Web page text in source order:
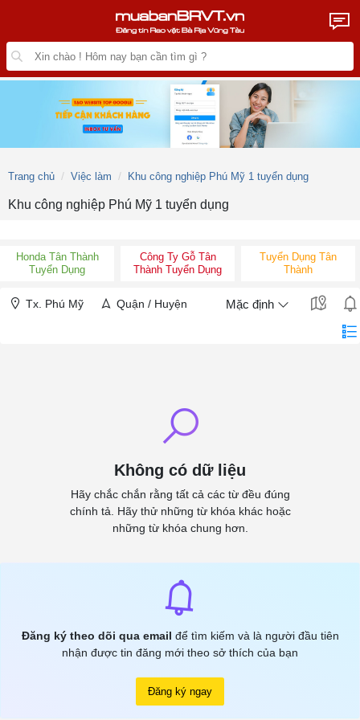
Trang chủ Việc làm Khu công nghiệp Phú Mỹ 1 tuyển dụng
Khu công nghiệp Phú Mỹ 1 tuyển dụng
Honda Tân Thành
Tuyển Dụng
Công Ty Gỗ Tân
Thành Tuyển Dụng
Tuyển Dụng Tân
Thành
Tx. Phú Mỹ Quận / Huyện Mặc định
Không có dữ liệu
Hãy chắc chắn rằng tất cả các từ đều đúng
chính tả. Hãy thử những từ khóa khác hoặc
những từ khóa chung hơn.
Đăng ký theo dõi qua email để tìm kiếm và là người đầu tiên
nhận được tin đăng mới theo sở thích của bạn
Đăng ký ngay